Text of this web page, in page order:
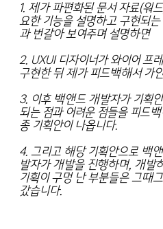
1. 제가 파편화된 문서 자료(워
요한 기능을 설명하고 구현되
과 번갈아 보여주며 설명하면
2. UXUI 디자이너가 와이어 프
구현한 뒤 제가 피드백해서 가
3. 이후 백앤드 개발자가 기획
되는 점과 어려운 점들을 피드
종 기획안이 나옵니다.
4. 그리고 해당 기획안으로 백
발자가 개발을 진행하며, 개발
기획이 구멍 난 부분들은 그때
갔습니다.